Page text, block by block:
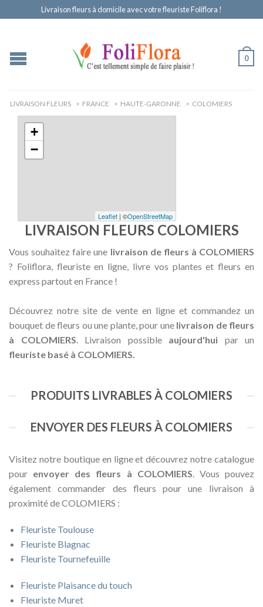
Livraison fleurs à domicile avec votre fleuriste Foliflora !
0
LIVRAISON FLEURS > FRANCE > HAUTE-GARONNE > COLOMIERS
+
−
Leaflet | ©OpenStreetMap
LIVRAISON FLEURS COLOMIERS
Vous souhaitez faire une livraison de fleurs à COLOMIERS
? Foliflora, fleuriste en ligne, livre vos plantes et fleurs en
express partout en France !
Découvrez notre site de vente en ligne et commandez un
bouquet de fleurs ou une plante, pour une livraison de fleurs
à COLOMIERS. Livraison possible aujourd'hui par un
fleuriste basé à COLOMIERS.
PRODUITS LIVRABLES À COLOMIERS
ENVOYER DES FLEURS À COLOMIERS
Visitez notre boutique en ligne et découvrez notre catalogue
pour envoyer des fleurs à COLOMIERS. Vous pouvez
également commander des fleurs pour une livraison à
proximité de COLOMIERS :
Fleuriste Toulouse
Fleuriste Blagnac
Fleuriste Tournefeuille
Fleuriste Plaisance du touch
Fleuriste Muret